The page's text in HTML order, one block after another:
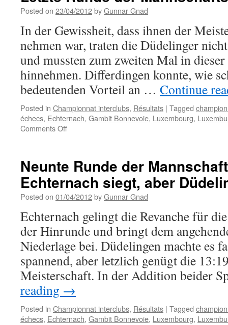
Runden
Echternach
bereits
allein
in
Front
Posted on 23/04/2012byGunnar Gnad
In der Gewissheit, dass ihnen der
nehmen war, traten die Düdelinger
und mussten zum zweiten Mal in
hinnehmen. Differdingen konnte, wie
bedeutenden Vorteil an … Continue
Posted in Championnat interclubs, Résultats | Tagged
échecs, Echternach, Gambit Bonnevoie, Luxembourg,
Comments Offon
Mannschaftsmeisterschaft
Neunte Runde der
Echternach siegt, aber
Posted on 01/04/2012byGunnar Gnad
Echternach gelingt die Revanche für
der Hinrunde und bringt dem
Niederlage bei. Düdelingen machte es
spannend, aber letzlich genügt die
Meisterschaft. In der Addition beider
reading →
Posted in Championnat interclubs, Résultats | Tagged
échecs, Echternach, Gambit Bonnevoie, Luxembourg,